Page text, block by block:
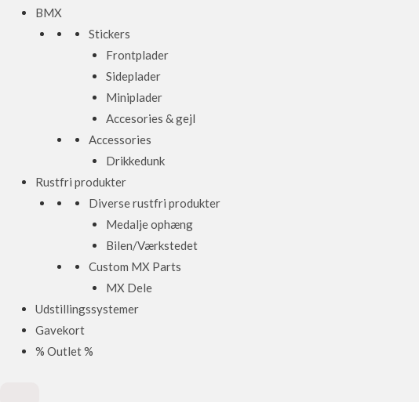
BMX
Stickers
Frontplader
Sideplader
Miniplader
Accesories & gejl
Accessories
Drikkedunk
Rustfri produkter
Diverse rustfri produkter
Medalje ophæng
Bilen/Værkstedet
Custom MX Parts
MX Dele
Udstillingssystemer
Gavekort
% Outlet %